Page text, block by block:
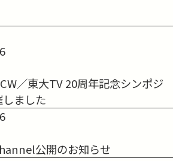
／東大TV 20周年記念シンポジ
ました
公開のお知らせ